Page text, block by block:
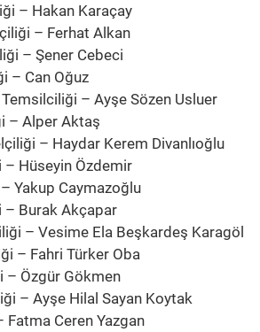
– Hakan Karaçay
– Ferhat Alkan
– Şener Cebeci
– Can Oğuz
– Ayşe Sözen Usluer
– Alper Aktaş
– Haydar Kerem Divanlıoğlu
Hüseyin Özdemir
Yakup Caymazoğlu
– Burak Akçapar
– Vesime Ela Beşkardeş Karagöl
– Fahri Türker Oba
– Özgür Gökmen
– Ayşe Hilal Sayan Koytak
Ceren Yazgan